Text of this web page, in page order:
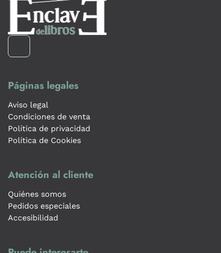
Páginas legales
Aviso legal
Condiciones de venta
Política de privacidad
Política de Cookies
Atención al cliente
Quiénes somos
Pedidos especiales
Accesibilidad